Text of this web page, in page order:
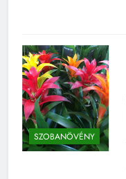
SZOBANÖVÉNY